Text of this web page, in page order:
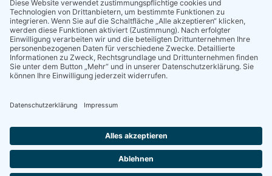
549,68 €
inkl. 16% gesetzlicher MwSt.
Zuletzt aktualisiert am: 26. November 2025 0:17
Verfügbarkeit prüfen!